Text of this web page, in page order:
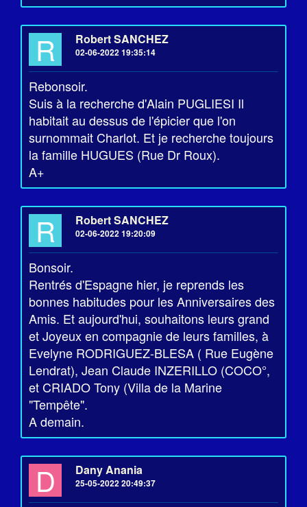
R Robert SANCHEZ
02-06-2022 19:35:14
Rebonsoir.
Suis à la recherche d'Alain PUGLIESI Il
habitait au dessus de l'épicier que l'on
surnommait Charlot. Et je recherche toujours
la famille HUGUES (Rue Dr Roux).
A+
R Robert SANCHEZ
02-06-2022 19:20:09
Bonsoir.
Rentrés d'Espagne hier, je reprends les
bonnes habitudes pour les Anniversaires des
Amis. Et aujourd'hui, souhaitons leurs grand
et Joyeux en compagnie de leurs familles, à
Evelyne RODRIGUEZ-BLESA ( Rue Eugène
Lendrat), Jean Claude INZERILLO (COCO°,
et CRIADO Tony (Villa de la Marine
"Tempête".
A demain.
D Dany Anania
25-05-2022 20:49:37